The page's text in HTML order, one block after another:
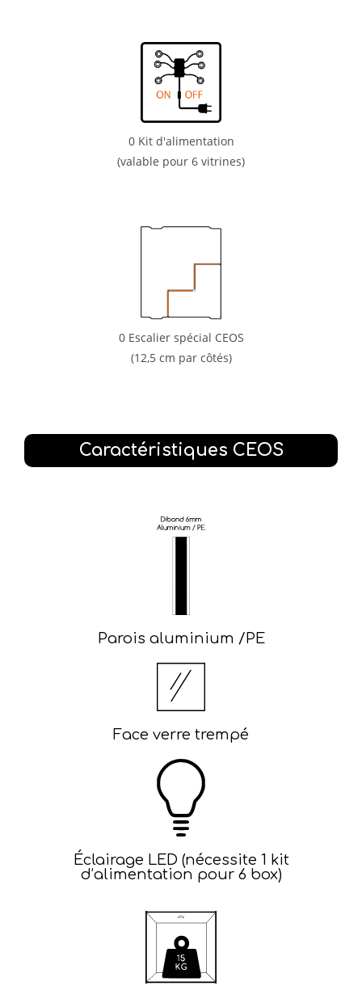
0Kit d'alimentation
(valable pour 6 vitrines)
0Escalier spécial CEOS
(12,5 cm par côtés)
Caractéristiques CEOS
Parois aluminium /PE
Face verre trempé​
Éclairage LED (nécessite 1 kit
d’alimentation pour 6 box)​